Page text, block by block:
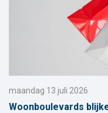
maandag 13 juli 2026
Woonboulevards